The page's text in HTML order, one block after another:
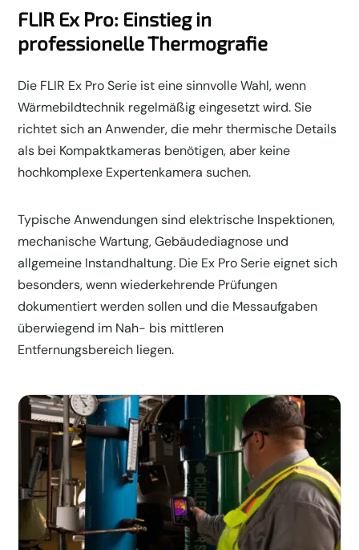
FLIR Ex Pro: Einstieg in
professionelle Thermografie
Die FLIR Ex Pro Serie ist eine sinnvolle Wahl, wenn
Wärmebildtechnik regelmäßig eingesetzt wird. Sie
richtet sich an Anwender, die mehr thermische Details
als bei Kompaktkameras benötigen, aber keine
hochkomplexe Expertenkamera suchen.
Typische Anwendungen sind elektrische Inspektionen,
mechanische Wartung, Gebäudediagnose und
allgemeine Instandhaltung. Die Ex Pro Serie eignet sich
besonders, wenn wiederkehrende Prüfungen
dokumentiert werden sollen und die Messaufgaben
überwiegend im Nah- bis mittleren
Entfernungsbereich liegen.